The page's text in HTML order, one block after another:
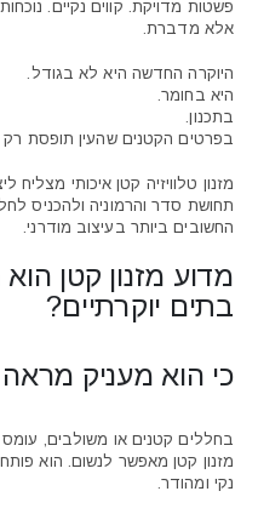
אלא מדברת.
היוקרה החדשה היא לא בגודל.
היא בחומר.
בתכנון.
בפרטים הקטנים שהעין תופסת רק
החשובים ביותר בעיצוב מודרני.
בתים יוקרתיים?
כי הוא מעניק מראה
בחללים קטנים או משולבים, עומס
נקי ומהודר.